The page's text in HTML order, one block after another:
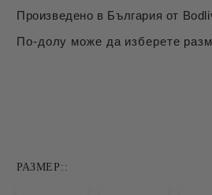
Произведено в България от
По-долу може да изберете
РАЗМЕР::